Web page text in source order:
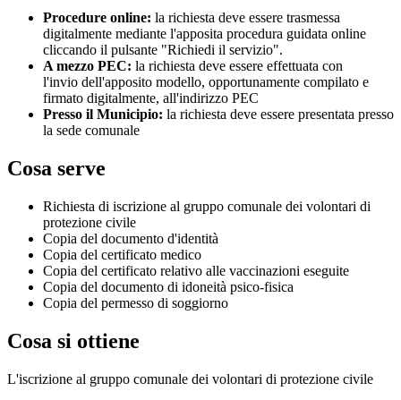
Procedure online: la richiesta deve essere trasmessa
digitalmente mediante l'apposita procedura guidata online
cliccando il pulsante "Richiedi il servizio".
A mezzo PEC: la richiesta deve essere effettuata con
l'invio dell'apposito modello, opportunamente compilato e
firmato digitalmente, all'indirizzo PEC
Presso il Municipio: la richiesta deve essere presentata presso
la sede comunale
Cosa serve
Richiesta di iscrizione al gruppo comunale dei volontari di
protezione civile
Copia del documento d'identità
Copia del certificato medico
Copia del certificato relativo alle vaccinazioni eseguite
Copia del documento di idoneità psico-fisica
Copia del permesso di soggiorno
Cosa si ottiene
L'iscrizione al gruppo comunale dei volontari di protezione civile